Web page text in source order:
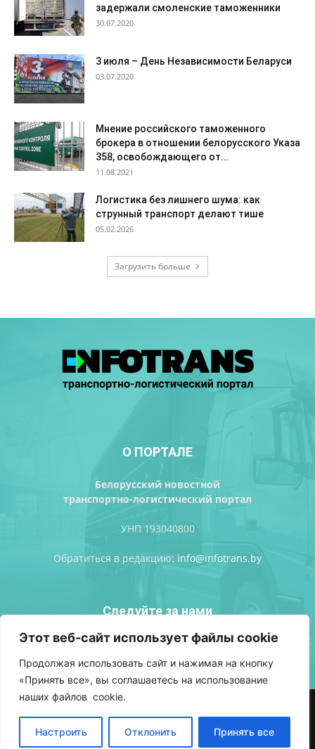
Этот веб-сайт использует файлы cookie
Продолжая использовать сайт и нажимая на кнопку
«Принять все», вы соглашаетесь на использование
наших файлов cookie.
Настроить Отклонить Принять все
задержали смоленские таможенники
30.07.2020
3 июля – День Независимости Беларуси
03.07.2020
Мнение российского таможенного
брокера в отношении белорусского Указа
358, освобождающего от...
11.08.2021
Логистика без лишнего шума: как
струнный транспорт делают тише
05.02.2026
Загрузить больше
О ПОРТАЛЕ
Белорусский новостной
транспортно-логистический портал
УНП 193040800
Обратиться в редакцию: info@infotrans.bу
Следуйте за нами
АВТОРСКИЕ ПРАВА
РЕКЛАМА
ВХОД
© Разработка сайтовФабрика брендов